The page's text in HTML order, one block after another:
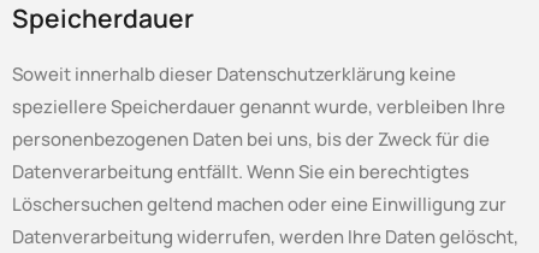
Speicherdauer
Soweit innerhalb dieser Datenschutzerklärung keine
speziellere Speicherdauer genannt wurde, verbleiben Ihre
personenbezogenen Daten bei uns, bis der Zweck für die
Datenverarbeitung entfällt. Wenn Sie ein berechtigtes
Löschersuchen geltend machen oder eine Einwilligung zur
Datenverarbeitung widerrufen, werden Ihre Daten gelöscht,